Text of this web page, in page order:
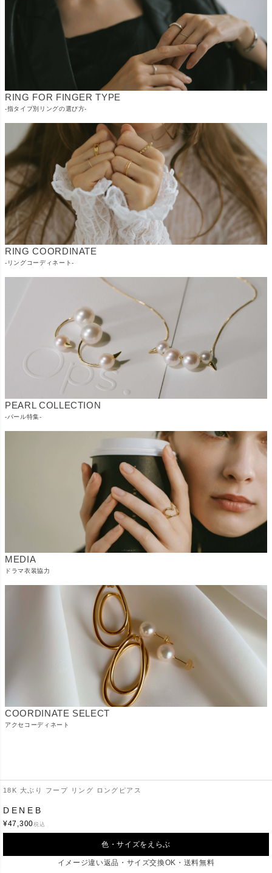
18K 大ぶり フープ リング ロングピアス
DENEB
¥47,300税込
色・サイズをえらぶ
イメージ違い返品・サイズ交換OK・送料無料
RING FOR FINGER TYPE
-指タイプ別リングの選び方-
RING COORDINATE
-リングコーディネート-
PEARL COLLECTION
-パール特集-
MEDIA
ドラマ衣装協力
COORDINATE SELECT
アクセコーディネート
Ops.
ご利用ガイド 配送・送料